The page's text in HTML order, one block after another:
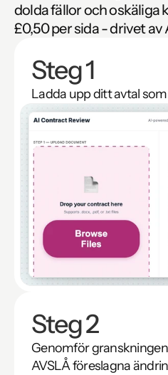
dolda fällor och oskäliga
£0,50 per sida - drivet av
Steg 1
Ladda upp ditt avtal
Steg 2
Genomför
AVSLÅ föreslagna